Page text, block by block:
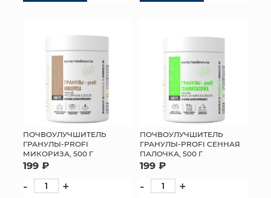
ПОЧВОУЛУЧШИТЕЛЬ
ГРАНУЛЫ-PROFI
МИКОРИЗА, 500 Г
199 ₽
- +
ПОЧВОУЛУЧШИТЕЛЬ
ГРАНУЛЫ-PROFI СЕННАЯ
ПАЛОЧКА, 500 Г
199 ₽
- +